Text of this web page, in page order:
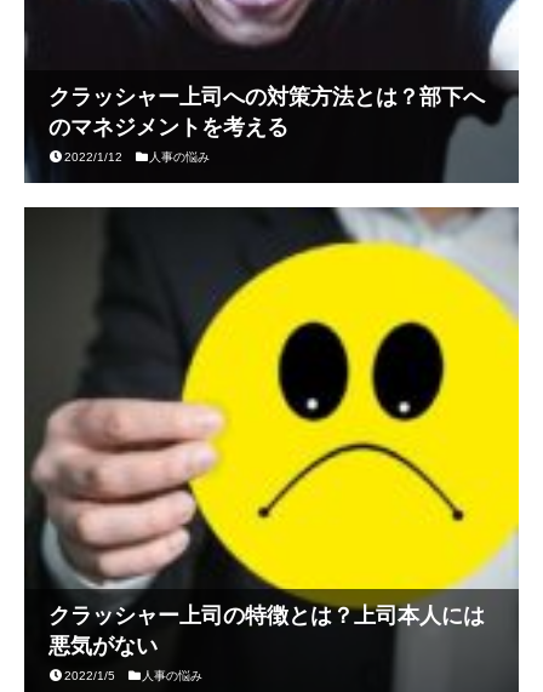
クラッシャー上司への対策方法とは？部下へ
のマネジメントを考える
2022/1/12 人事の悩み
クラッシャー上司の特徴とは？上司本人には
悪気がない
2022/1/5 人事の悩み